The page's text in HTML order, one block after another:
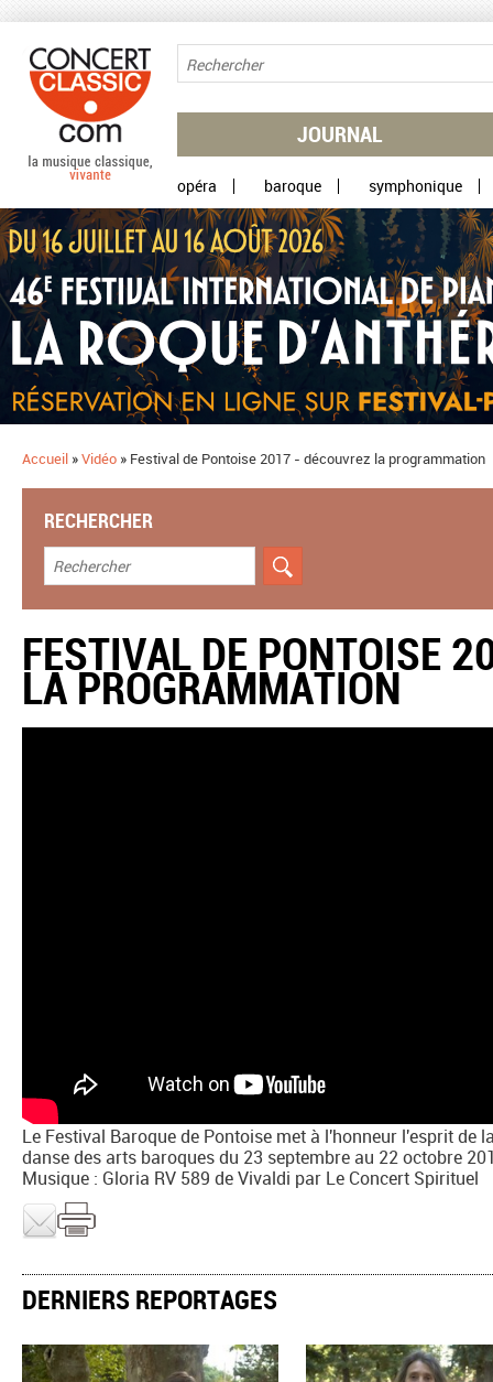
JOURNAL
opéra baroque symphonique
Accueil »Vidéo » Festival de Pontoise 2017 - découvrez la programmation
RECHERCHER
FESTIVAL DE PONTOISE
LA PROGRAMMATION
Le Festival Baroque de Pontoise met à l'honneur l'esprit de
danse des arts baroques du 23 septembre au 22 octobre
Musique : Gloria RV 589 de Vivaldi par Le Concert Spirituel
DERNIERS REPORTAGES